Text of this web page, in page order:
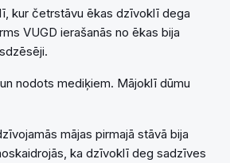
kur četrstāvu ēkas dzīvoklī dega
VUGD ierašanās no ēkas bija
nodots mediķiem. Mājoklī dūmu
mājas pirmajā stāvā bija
ka dzīvoklī deg sadzīves